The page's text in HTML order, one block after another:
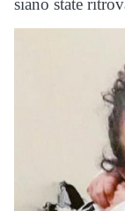
siano state